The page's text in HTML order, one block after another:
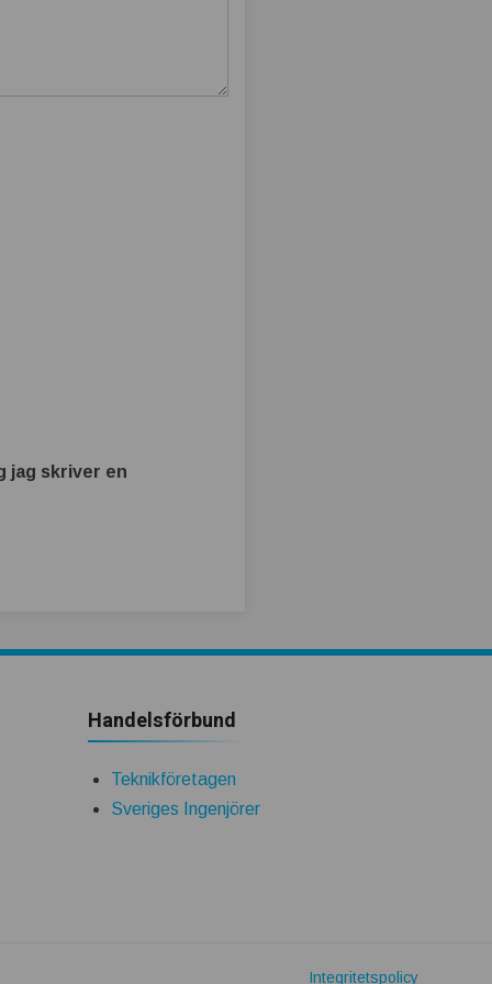
jag skriver en
Handelsförbund
Teknikföretagen
Sveriges Ingenjörer
Integritetspolicy